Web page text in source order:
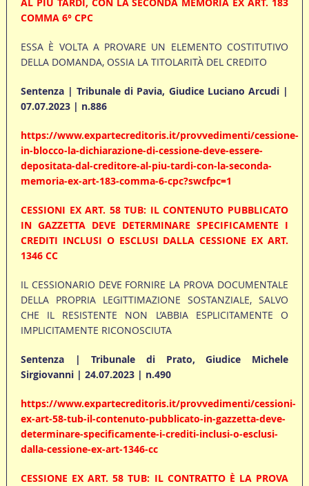
AL PIÙ TARDI, CON LA SECONDA MEMORIA EX ART. 183
COMMA 6° CPC
ESSA È VOLTA A PROVARE UN ELEMENTO COSTITUTIVO
DELLA DOMANDA, OSSIA LA TITOLARITÀ DEL CREDITO
Sentenza | Tribunale di Pavia, Giudice Luciano Arcudi |
07.07.2023 | n.886
https://www.expartecreditoris.it/provvedimenti/cessione-
in-blocco-la-dichiarazione-di-cessione-deve-essere-
depositata-dal-creditore-al-piu-tardi-con-la-seconda-
memoria-ex-art-183-comma-6-cpc?swcfpc=1
CESSIONI EX ART. 58 TUB: IL CONTENUTO PUBBLICATO
IN GAZZETTA DEVE DETERMINARE SPECIFICAMENTE I
CREDITI INCLUSI O ESCLUSI DALLA CESSIONE EX ART.
1346 CC
IL CESSIONARIO DEVE FORNIRE LA PROVA DOCUMENTALE
DELLA PROPRIA LEGITTIMAZIONE SOSTANZIALE, SALVO
CHE IL RESISTENTE NON L’ABBIA ESPLICITAMENTE O
IMPLICITAMENTE RICONOSCIUTA
Sentenza | Tribunale di Prato, Giudice Michele
Sirgiovanni | 24.07.2023 | n.490
https://www.expartecreditoris.it/provvedimenti/cessioni-
ex-art-58-tub-il-contenuto-pubblicato-in-gazzetta-deve-
determinare-specificamente-i-crediti-inclusi-o-esclusi-
dalla-cessione-ex-art-1346-cc
CESSIONE EX ART. 58 TUB: IL CONTRATTO È LA PROVA